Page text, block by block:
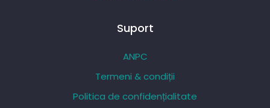
Suport
ANPC
Termeni & condiții
Politica de confidențialitate